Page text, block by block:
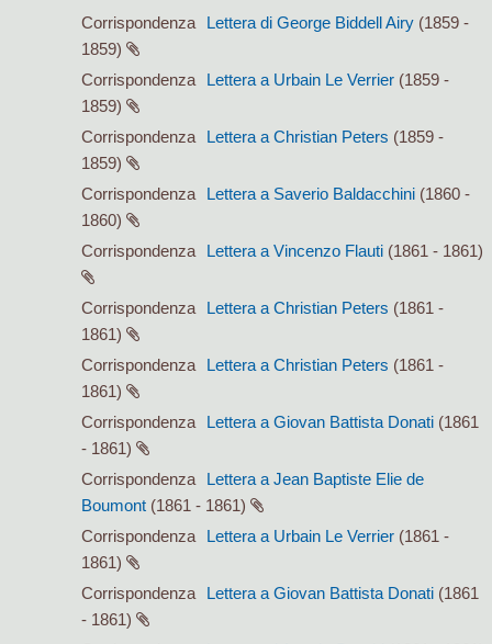
Corrispondenza Lettera di George Biddell Airy (1859 -
1859)
Corrispondenza
Lettera a Urbain Le Verrier (1859 -
1859)
Corrispondenza
Lettera a Christian Peters (1859 -
1859)
Corrispondenza
Lettera a Saverio Baldacchini (1860 -
1860)
Corrispondenza
Lettera a Vincenzo Flauti (1861 - 1861)
Corrispondenza Lettera a Christian Peters (1861 -
1861)
Corrispondenza
Lettera a Christian Peters (1861 -
1861)
Corrispondenza
Lettera a Giovan Battista Donati (1861
- 1861)
Corrispondenza
Lettera a Jean Baptiste Elie de
Boumont (1861 - 1861)
Corrispondenza
Lettera a Urbain Le Verrier (1861 -
1861)
Corrispondenza
Lettera a Giovan Battista Donati (1861
- 1861)